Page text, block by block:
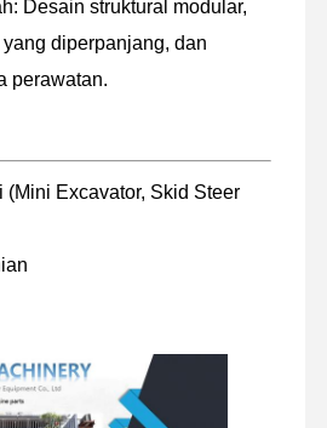
Hubungi
Desain struktural modular,
diperpanjang, dan
perawatan.
(Mini Excavator, Skid Steer